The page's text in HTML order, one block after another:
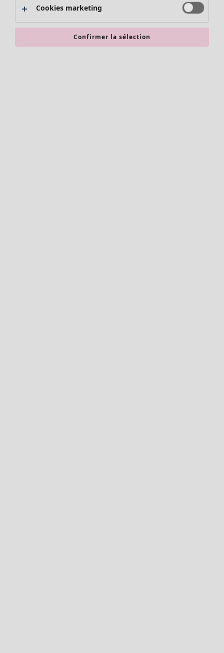
Nouvel arrivage
Bonnes affaires en soldes - jusqu'à -70
Cookies marketing
Confirmer la sélection